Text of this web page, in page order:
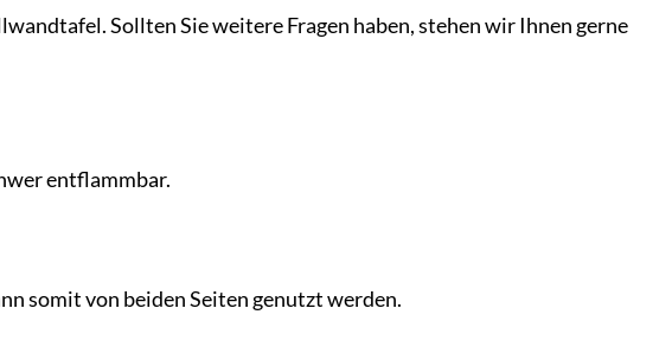
Sollten Sie weitere Fragen haben, stehen wir Ihnen gerne
entflammbar.
somit von beiden Seiten genutzt werden.